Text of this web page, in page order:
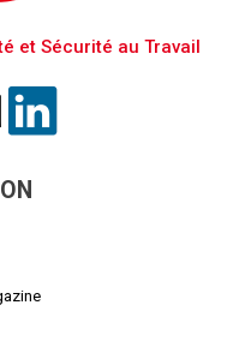
et Sécurité au Travail